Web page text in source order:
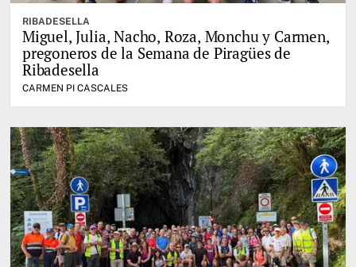
RIBADESELLA
Miguel, Julia, Nacho, Roza, Monchu y Carmen,
pregoneros de la Semana de Piragües de
Ribadesella
CARMEN PI CASCALES